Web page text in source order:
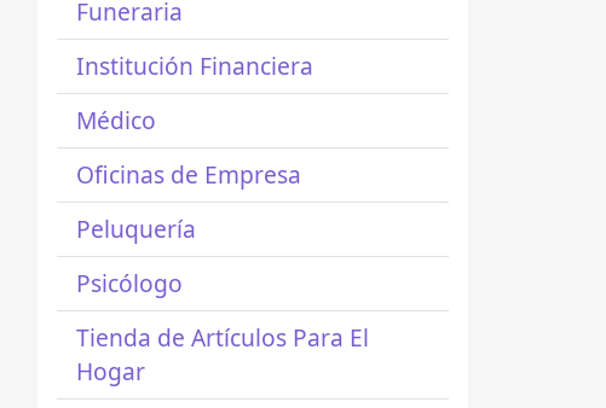
Funeraria
Institución Financiera
Médico
Oficinas de Empresa
Peluquería
Psicólogo
Tienda de Artículos Para El
Hogar